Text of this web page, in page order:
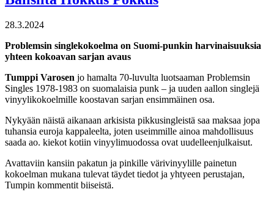
28.3.2024
Problemsin singlekokoelma on Suomi-punkin harvinaisuuksia
yhteen kokoavan sarjan avaus
Tumppi Varosen jo hamalta 70-luvulta luotsaaman Problemsin
Singles 1978-1983 on suomalaisia punk – ja uuden aallon singlejä
vinyylikokoelmille koostavan sarjan ensimmäinen osa.
Nykyään näistä aikanaan arkisista pikkusingleistä saa maksaa jopa
tuhansia euroja kappaleelta, joten useimmille ainoa mahdollisuus
saada ao. kiekot kotiin vinyylimuodossa ovat uudelleenjulkaisut.
Avattaviin kansiin pakatun ja pinkille värivinyylille painetun
kokoelman mukana tulevat täydet tiedot ja yhtyeen perustajan,
Tumpin kommentit biiseistä.